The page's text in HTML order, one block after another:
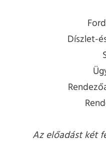
Díszlet-
Az előadást két